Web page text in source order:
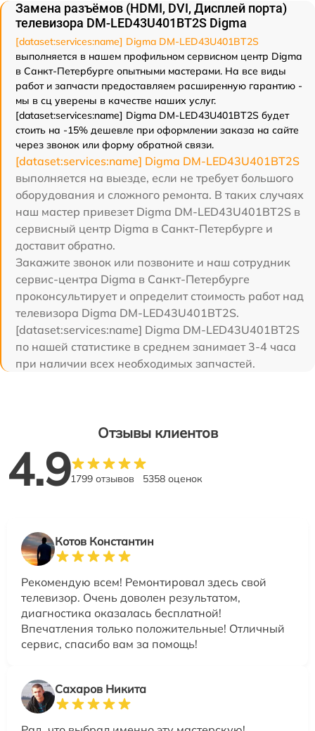
Замена разъёмов (HDMI, DVI, Дисплей порта)
телевизора DM-LED43U401BT2S Digma
[dataset:services:name] Digma DM-LED43U401BT2S
выполняется в нашем профильном сервисном центр Digma
в Санкт-Петербурге опытными мастерами. На все виды
работ и запчасти предоставляем расширенную гарантию -
мы в сц уверены в качестве наших услуг.
[dataset:services:name] Digma DM-LED43U401BT2S будет
стоить на -15% дешевле при оформлении заказа на сайте
через звонок или форму обратной связи.
[dataset:services:name] Digma DM-LED43U401BT2S
выполняется на выезде, если не требует большого
оборудования и сложного ремонта. В таких случаях
наш мастер привезет Digma DM-LED43U401BT2S в
сервисный центр Digma в Санкт-Петербурге и
доставит обратно.
Закажите звонок или позвоните и наш сотрудник
сервис-центра Digma в Санкт-Петербурге
проконсультирует и определит стоимость работ над
телевизора Digma DM-LED43U401BT2S.
[dataset:services:name] Digma DM-LED43U401BT2S
по нашей статистике в среднем занимает 3-4 часа
при наличии всех необходимых запчастей.
Отзывы клиентов
4.91799 отзывов 5358 оценок
Котов Константин
Рекомендую всем! Ремонтировал здесь свой
телевизор. Очень доволен результатом,
диагностика оказалась бесплатной!
Впечатления только положительные! Отличный
сервис, спасибо вам за помощь!
Сахаров Никита